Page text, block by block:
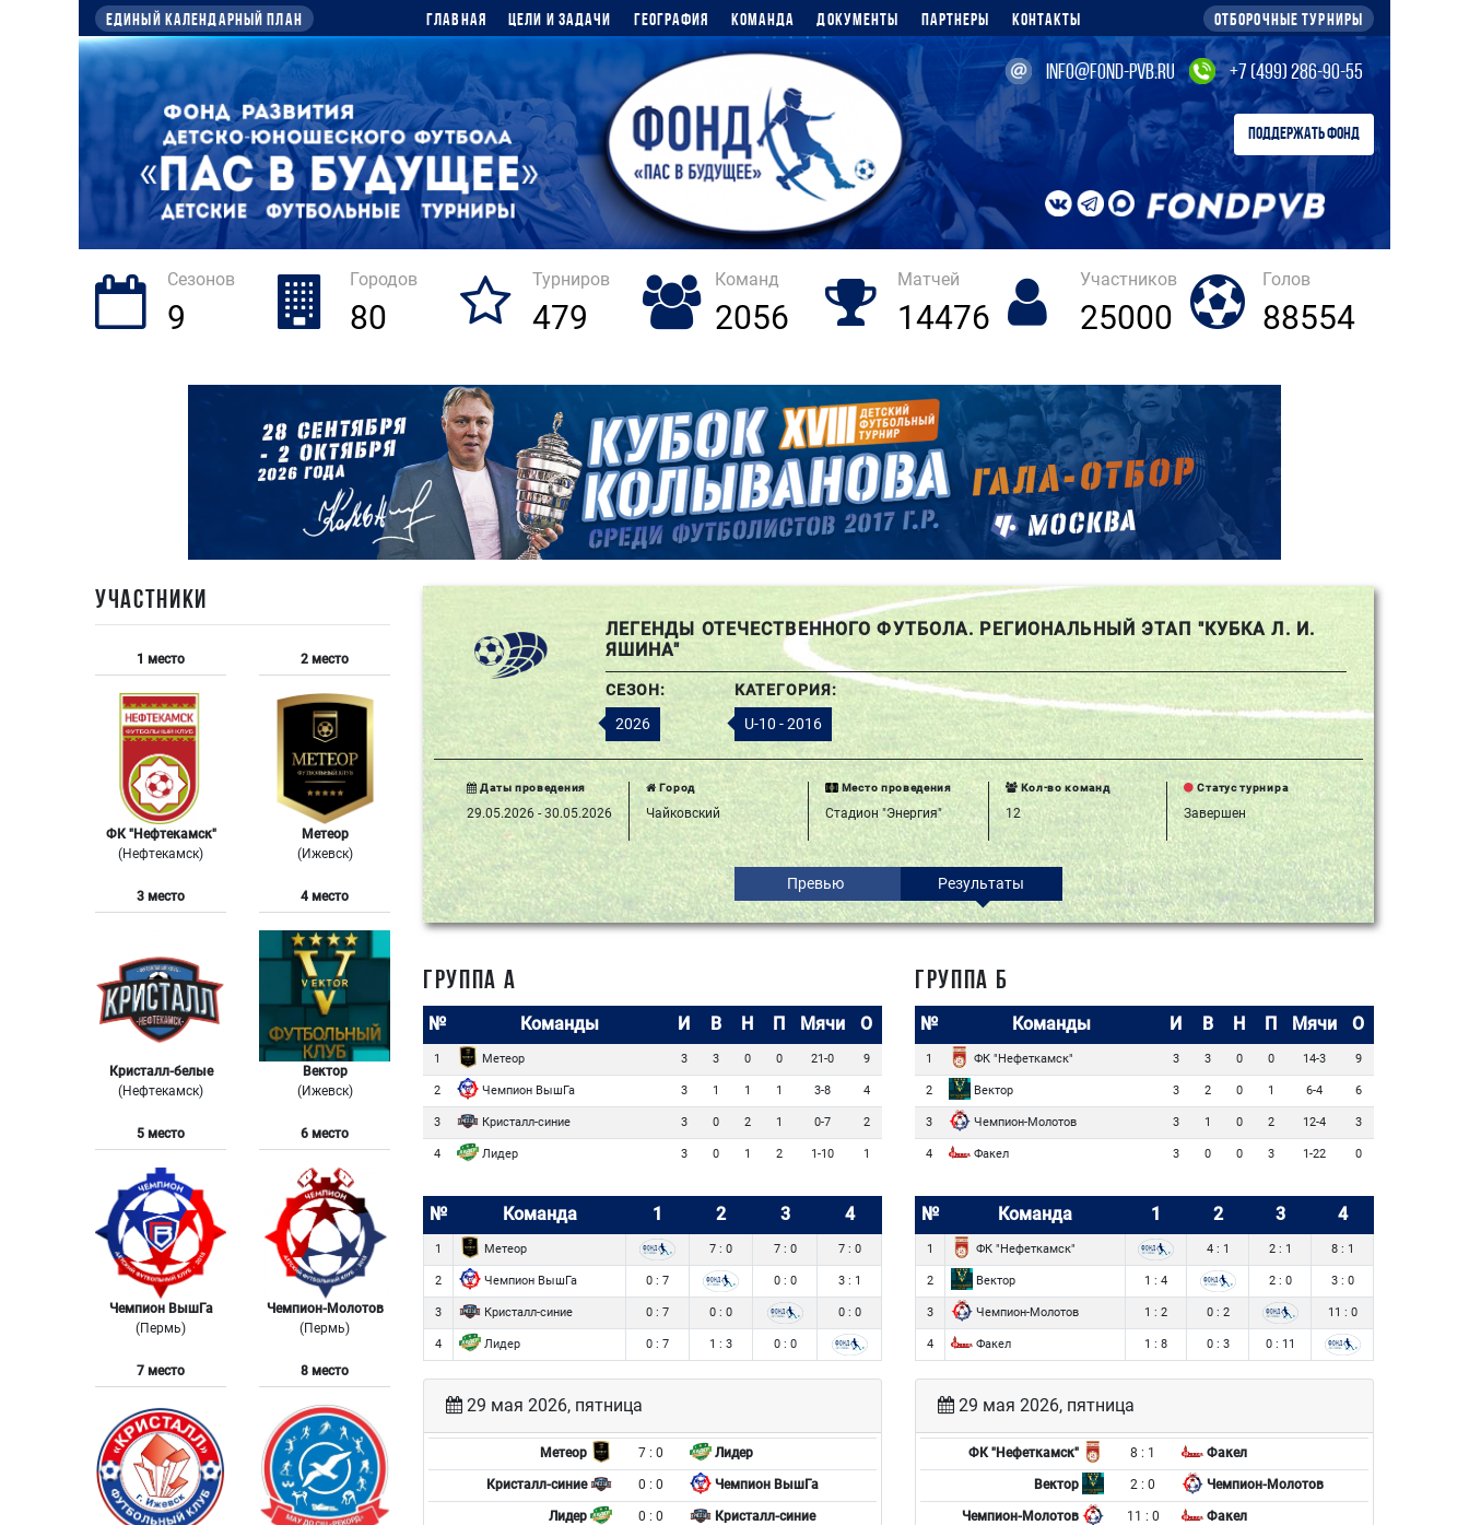
Единый календарный план Главная Цели и задачи География Команда Документы Партнеры Контакты Отборочные турниры
info@fond-pvb.ru +7 (499) 286-90-55
ПОДДЕРЖАТЬ ФОНД
Сезонов
9
Городов
80
Турниров
479
Команд
2056
Матчей
14476
Участников
25000
Голов
88554
УЧАСТНИКИ
1 место
ФК "Нефтекамск"
(Нефтекамск)
2 место
Метеор
(Ижевск)
3 место
Кристалл-белые
(Нефтекамск)
4 место
Вектор
(Ижевск)
5 место
Чемпион ВышГа
(Пермь)
6 место
Чемпион-Молотов
(Пермь)
7 место 8 место
ЛЕГЕНДЫ ОТЕЧЕСТВЕННОГО ФУТБОЛА. РЕГИОНАЛЬНЫЙ ЭТАП "КУБКА Л. И.
ЯШИНА"
СЕЗОН:
2026
КАТЕГОРИЯ:
U-10 - 2016
Даты проведения
29.05.2026 - 30.05.2026
Город
Чайковский
Место проведения
Стадион "Энергия"
Кол-во команд
12
Статус турнира
Завершен
Превью Результаты
ГРУППА А
№ Команды И В Н П Мячи О
1 Метеор 3 3 0 0 21-0 9
2 Чемпион ВышГа 3 1 1 1 3-8 4
3 Кристалл-синие 3 0 2 1 0-7 2
4 Лидер 3 0 1 2 1-10 1
№ Команда 1 2 3 4
1 Метеор 7 : 0 7 : 0 7 : 0
2 Чемпион ВышГа 0 : 7 0 : 0 3 : 1
3 Кристалл-синие 0 : 7 0 : 0 0 : 0
4 Лидер 0 : 7 1 : 3 0 : 0
29 мая 2026, пятница
Метеор 7 : 0 Лидер
Кристалл-синие 0 : 0 Чемпион ВышГа
Лидер 0 : 0 Кристалл-синие
ГРУППА Б
№ Команды И В Н П Мячи О
1 ФК "Нефеткамск" 3 3 0 0 14-3 9
2 Вектор 3 2 0 1 6-4 6
3 Чемпион-Молотов 3 1 0 2 12-4 3
4 Факел 3 0 0 3 1-22 0
№ Команда 1 2 3 4
1 ФК "Нефеткамск" 4 : 1 2 : 1 8 : 1
2 Вектор 1 : 4 2 : 0 3 : 0
3 Чемпион-Молотов 1 : 2 0 : 2 11 : 0
4 Факел 1 : 8 0 : 3 0 : 11
29 мая 2026, пятница
ФК "Нефеткамск" 8 : 1 Факел
Вектор 2 : 0 Чемпион-Молотов
Чемпион-Молотов 11 : 0 Факел